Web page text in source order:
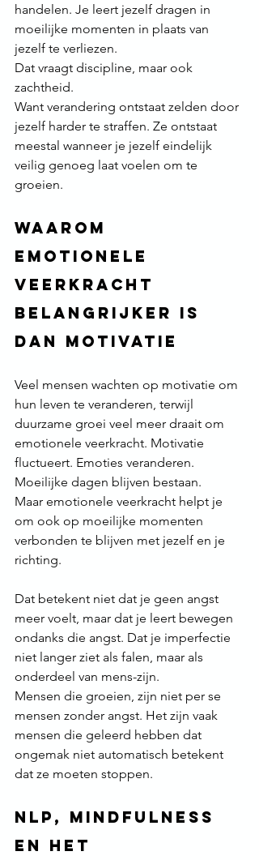
handelen. Je leert jezelf dragen in
moeilijke momenten in plaats van
jezelf te verliezen.
Dat vraagt discipline, maar ook
zachtheid.
Want verandering ontstaat zelden door
jezelf harder te straffen. Ze ontstaat
meestal wanneer je jezelf eindelijk
veilig genoeg laat voelen om te
groeien.
Waarom
emotionele
veerkracht
belangrijker is
dan motivatie
Veel mensen wachten op motivatie om
hun leven te veranderen, terwijl
duurzame groei veel meer draait om
emotionele veerkracht. Motivatie
fluctueert. Emoties veranderen.
Moeilijke dagen blijven bestaan.
Maar emotionele veerkracht helpt je
om ook op moeilijke momenten
verbonden te blijven met jezelf en je
richting.
Dat betekent niet dat je geen angst
meer voelt, maar dat je leert bewegen
ondanks die angst. Dat je imperfectie
niet langer ziet als falen, maar als
onderdeel van mens-zijn.
Mensen die groeien, zijn niet per se
mensen zonder angst. Het zijn vaak
mensen die geleerd hebben dat
ongemak niet automatisch betekent
dat ze moeten stoppen.
NLP, mindfulness
en het